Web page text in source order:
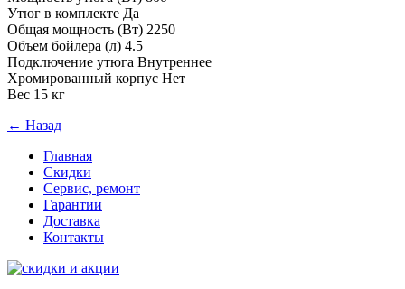
Утюг в комплекте Да
Общая мощность (Вт) 2250
Объем бойлера (л) 4.5
Подключение утюга Внутреннее
Хромированный корпус Нет
Вес 15 кг
← Назад
Главная
Скидки
Сервис, ремонт
Гарантии
Доставка
Контакты